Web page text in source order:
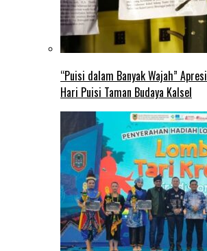
“Puisi dalam Banyak Wajah”
Hari Puisi Taman Budaya Kalsel